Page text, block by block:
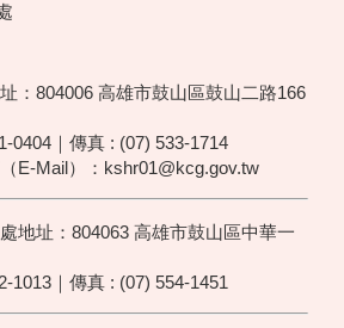
：804006 高雄市鼓山區鼓山二路166
0404｜傳真 : (07) 533-1714
E-Mail）：kshr01@kcg.gov.tw
地址：804063 高雄市鼓山區中華一
1013｜傳真 : (07) 554-1451